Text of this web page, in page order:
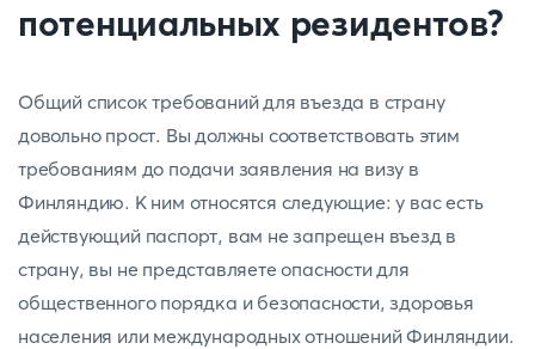
потенциальных резидентов?
Общий список требований для въезда в страну
довольно прост. Вы должны соответствовать этим
требованиям до подачи заявления на визу в
Финляндию. К ним относятся следующие: у вас есть
действующий паспорт, вам не запрещен въезд в
страну, вы не представляете опасности для
общественного порядка и безопасности, здоровья
населения или международных отношений Финляндии.